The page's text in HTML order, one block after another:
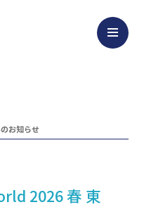
お知らせ
2026 春 東